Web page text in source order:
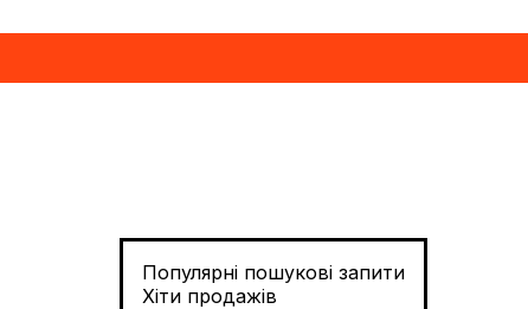
Популярні пошукові запити
Хіти продажів